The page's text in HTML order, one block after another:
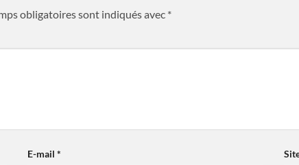
obligatoires sont indiqués avec *
E-mail*